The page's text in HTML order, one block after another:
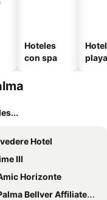
Hoteles
con spa
playa
Hotel
III
Horizonte
Bellver Affiliated by Meliá